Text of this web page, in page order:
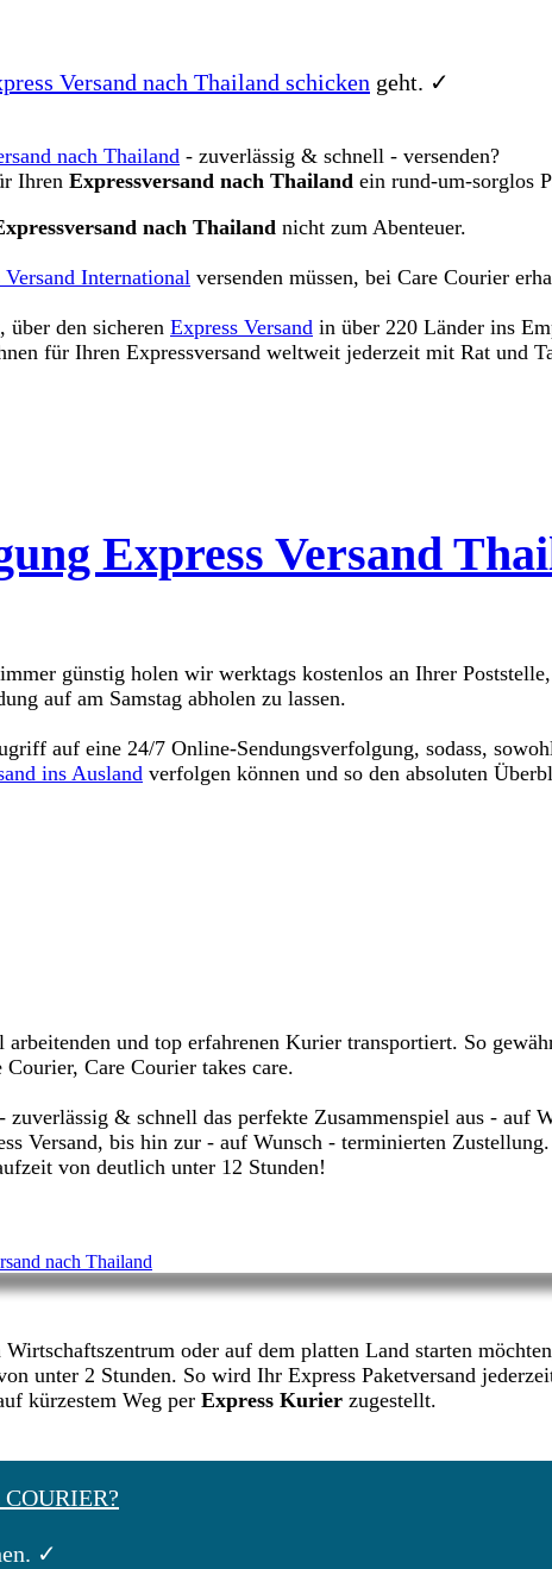
Versand nach Thailand schicken geht. ✓
nach Thailand - zuverlässig & schnell - versenden?
Ihren Expressversand nach Thailand ein rund-um-sorglos
nach Thailand nicht zum Abenteuer.
Versand International versenden müssen, bei Care Courier
über den sicheren Express Versand in über 220 Länder ins
für Ihren Expressversand weltweit jederzeit mit Rat und
Express Versand
günstig holen wir werktags kostenlos an Ihrer
auf am Samstag abholen zu lassen.
auf eine 24/7 Online-Sendungsverfolgung, sodass,
ins Ausland verfolgen können und so den absoluten
und top erfahrenen Kurier transportiert. So
Courier, Care Courier takes care.
- zuverlässig & schnell das perfekte Zusammenspiel aus - auf
Versand, bis hin zur - auf Wunsch - terminierten
von deutlich unter 12 Stunden!
Wirtschaftszentrum oder auf dem platten Land starten
unter 2 Stunden. So wird Ihr Express Paketversand
kürzestem Weg per Express Kurier zugestellt.
✓